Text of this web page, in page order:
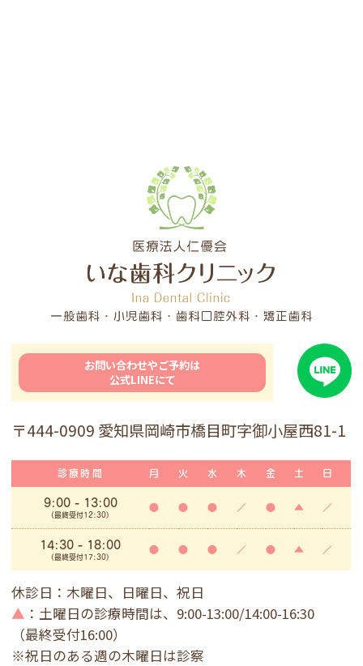
お問い合わせやご予約は
公式LINEにて
〒444-0909 愛知県岡崎市橋目町字御小屋西81-1
診療時間 月 火 水 木 金 土 日
9:00- 13:00
(最終受付12:30)
● ● ● ／ ● ▲ ／
14:30 - 18:00
(最終受付17:30)
● ● ● ／ ● ▲ ／
休診日：木曜日、日曜日、祝日
▲ ：土曜日の診療時間は、9:00-13:00/14:00-16:30
（最終受付16:00）
※祝日のある週の木曜日は診察